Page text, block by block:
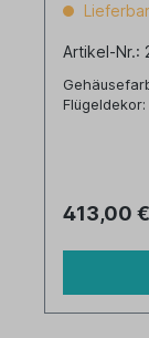
Artikel-Nr.:
413,00